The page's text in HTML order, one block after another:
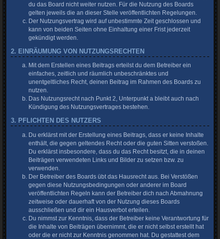
du das Board nicht weiter nutzen. Für die Nutzung des Boards
gelten jeweils die an dieser Stelle veröffentlichten Regelungen.
Der Nutzungsvertrag wird auf unbestimmte Zeit geschlossen und
kann von beiden Seiten ohne Einhaltung einer Frist jederzeit
gekündigt werden.
2. EINRÄUMUNG VON NUTZUNGSRECHTEN
Mit dem Erstellen eines Beitrags erteilst du dem Betreiber ein
einfaches, zeitlich und räumlich unbeschränktes und
unentgeltliches Recht, deinen Beitrag im Rahmen des Boards zu
nutzen.
Das Nutzungsrecht nach Punkt 2, Unterpunkt a bleibt auch nach
Kündigung des Nutzungsvertrages bestehen.
3. PFLICHTEN DES NUTZERS
Du erklärst mit der Erstellung eines Beitrags, dass er keine Inhalte
enthält, die gegen geltendes Recht oder die guten Sitten verstoßen.
Du erklärst insbesondere, dass du das Recht besitzt, die in deinen
Beiträgen verwendeten Links und Bilder zu setzen bzw. zu
verwenden.
Der Betreiber des Boards übt das Hausrecht aus. Bei Verstößen
gegen diese Nutzungsbedingungen oder anderer im Board
veröffentlichten Regeln kann der Betreiber dich nach Abmahnung
zeitweise oder dauerhaft von der Nutzung dieses Boards
ausschließen und dir ein Hausverbot erteilen.
Du nimmst zur Kenntnis, dass der Betreiber keine Verantwortung für
die Inhalte von Beiträgen übernimmt, die er nicht selbst erstellt hat
oder die er nicht zur Kenntnis genommen hat. Du gestattest dem